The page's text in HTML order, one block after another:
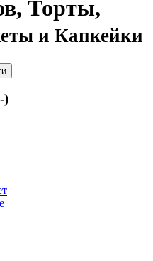
Торты,
и Капкейки
)